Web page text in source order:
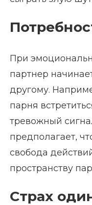
При
партнер
другому.
парня
тревожный
предполагает,
свобода
пространству
Страх